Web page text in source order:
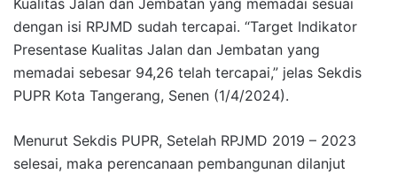
Kualitas Jalan dan Jembatan yang memadai sesuai
dengan isi RPJMD sudah tercapai. “Target Indikator
Presentase Kualitas Jalan dan Jembatan yang
memadai sebesar 94,26 telah tercapai,” jelas Sekdis
PUPR Kota Tangerang, Senen (1/4/2024).
Menurut Sekdis PUPR, Setelah RPJMD 2019 – 2023
selesai, maka perencanaan pembangunan dilanjut